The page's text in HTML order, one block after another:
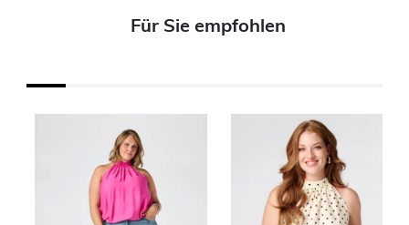
Für Sie empfohlen